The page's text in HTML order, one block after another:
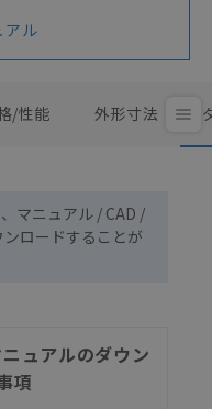
アル
/性能 外形寸法
マニュアル / CAD /
ロードすることが
ュアルのダウン
項